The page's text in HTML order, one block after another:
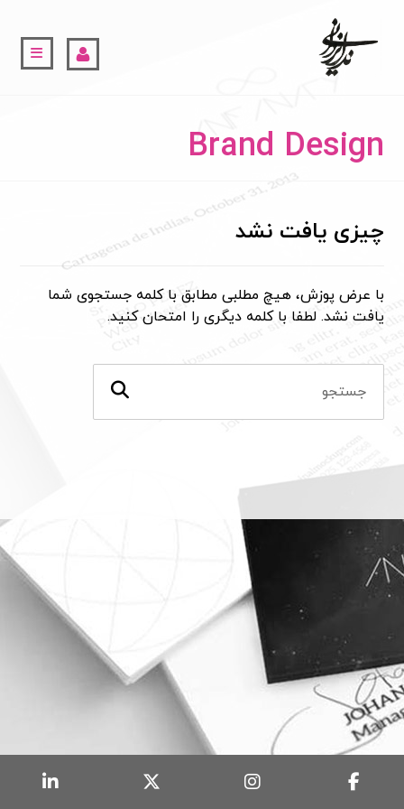
Brand Design
چیزی یافت نشد
با عرض پوزش، هیچ مطلبی مطابق با کلمه جستجوی شما
یافت نشد. لطفا با کلمه دیگری را امتحان کنید.